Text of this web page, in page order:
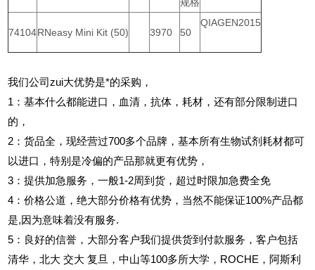
74104RNeasy Mini Kit (50) 3970 50
QIAGEN2015
我们公司zui大优势是*的采购，
1 ：基本什么都能进口，血清，抗体，耗材，还有部分限制进口
的，
2 ：货品全，现经营过700多个品牌，基本所有生物试剂耗材都可
以进口，特别是冷偏的产品那就更有优势，
3 ：提供加急服务，一般1-2周到货，超过时限加急费全免
4 ：价格公道，绝大部分价格有优势，当然不能保证100%产品都
是,因为意味着没有服务.
5 ：良好的信誉，大部分客户我们提供货到付款服务，客户包括
清华，北大 交大 复旦，中山等100多所大学，ROCHE，阿斯利